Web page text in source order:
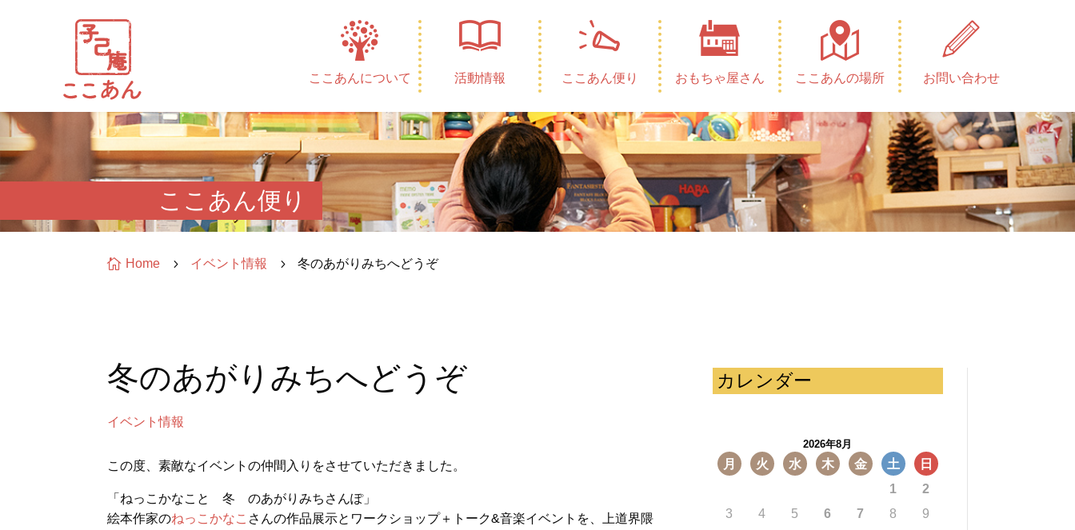
ここあんについて 活動情報 ここあん便り おもちゃ屋さん ここあんの場所 お問い合わせ
ここあん便り
 Home 5 イベント情報 5 冬のあがりみちへどうぞ
冬のあがりみちへどうぞ
イベント情報
この度、素敵なイベントの仲間入りをさせていただきました。
「ねっこかなこと 冬 のあがりみちさんぽ」
絵本作家のねっこかなこ さんの作品展示とワークショップ＋トーク&音楽イベントを、上道界隈
カレンダー
2026年8月
月 火 水 木 金 土
日
1
2
3
4 5 6 7 8
9